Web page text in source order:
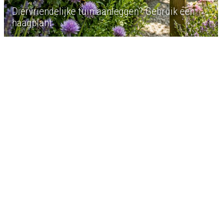
Diervriendelijke tuin aanleggen? Gebruik een
haagplant